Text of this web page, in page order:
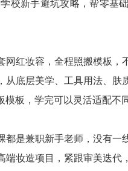
校新手避坑攻略，帮零基
红妆容，全程照搬模板
底层美学、工具用法、肤
板，学完可以灵活适配不
是兼职新手老师，没有一
妆造项目，紧跟审美迭